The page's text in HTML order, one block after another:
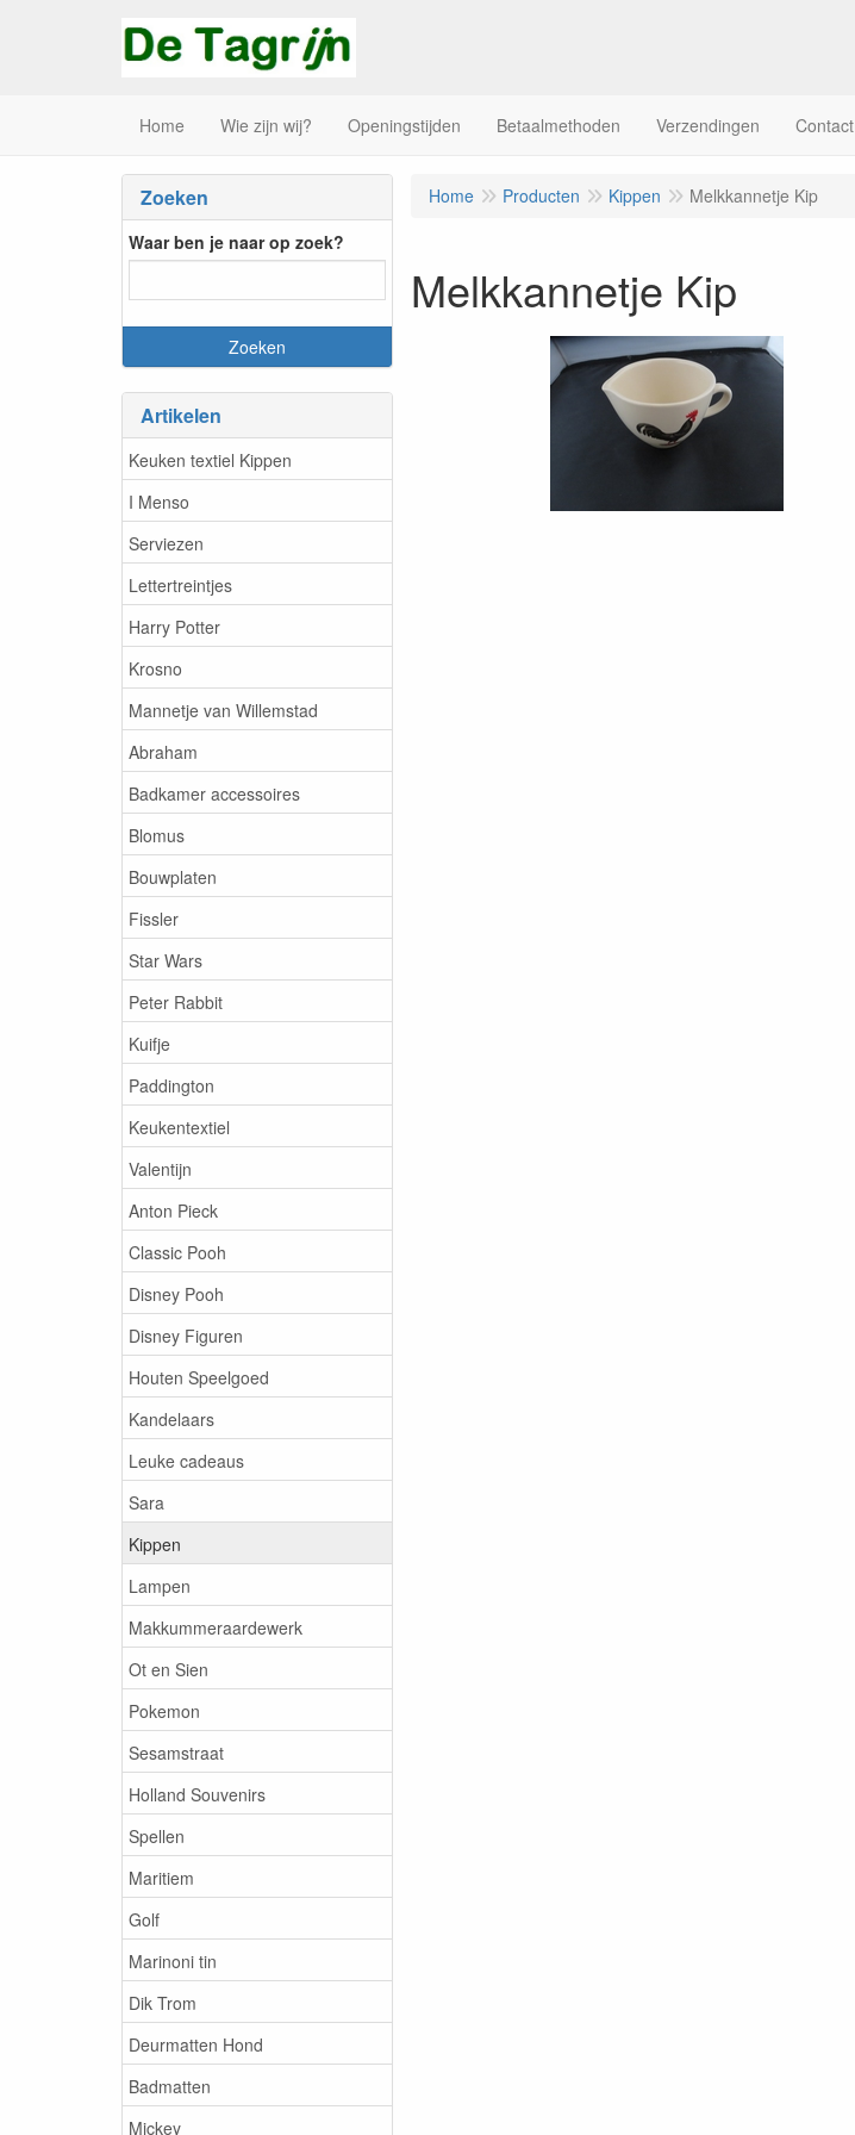
Home Wie zijn wij? Openingstijden Betaalmethoden Verzendingen Contact
Zoeken
Waar ben je naar op zoek?
Artikelen
Keuken textiel Kippen
I Menso
Serviezen
Lettertreintjes
Harry Potter
Krosno
Mannetje van Willemstad
Abraham
Badkamer accessoires
Blomus
Bouwplaten
Fissler
Star Wars
Peter Rabbit
Kuifje
Paddington
Keukentextiel
Valentijn
Anton Pieck
Classic Pooh
Disney Pooh
Disney Figuren
Houten Speelgoed
Kandelaars
Leuke cadeaus
Sara
Kippen
Lampen
Makkummeraardewerk
Ot en Sien
Pokemon
Sesamstraat
Holland Souvenirs
Spellen
Maritiem
Golf
Marinoni tin
Dik Trom
Deurmatten Hond
Badmatten
Mickey
Home Producten Kippen Melkkannetje Kip
Melkkannetje Kip